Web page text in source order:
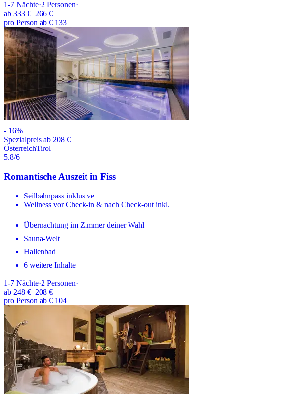
1-7 Nächte·2 Personen·
ab 333 € 266 €
pro Person ab € 133
- 16%
Spezialpreis ab 208 €
ÖsterreichTirol
5.8/6
Romantische Auszeit in Fiss
Seilbahnpass inklusive
Wellness vor Check-in & nach Check-out inkl.
Übernachtung im Zimmer deiner Wahl
Sauna-Welt
Hallenbad
6 weitere Inhalte
1-7 Nächte·2 Personen·
ab 248 € 208 €
pro Person ab € 104